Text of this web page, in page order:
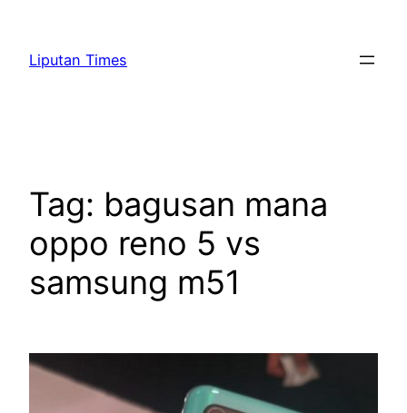
content
Liputan Times
Tag: bagusan mana
oppo reno 5 vs
samsung m51